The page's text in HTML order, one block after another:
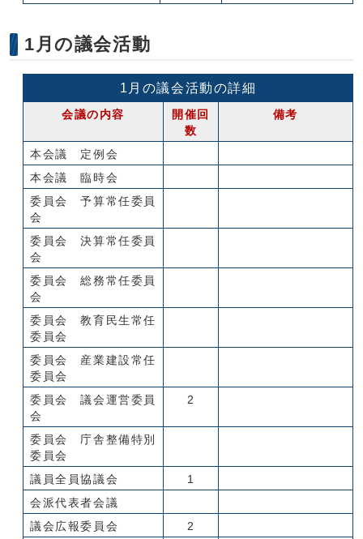
1月の議会活動
1月の議会活動の詳細
会議の内容
開催回
数
備考
本会議 定例会
本会議 臨時会
委員会 予算常任委員
会
委員会 決算常任委員
会
委員会 総務常任委員
会
委員会 教育民生常任
委員会
委員会 産業建設常任
委員会
委員会 議会運営委員
会
2
委員会 庁舎整備特別
委員会
議員全員協議会
1
会派代表者会議
議会広報委員会
2